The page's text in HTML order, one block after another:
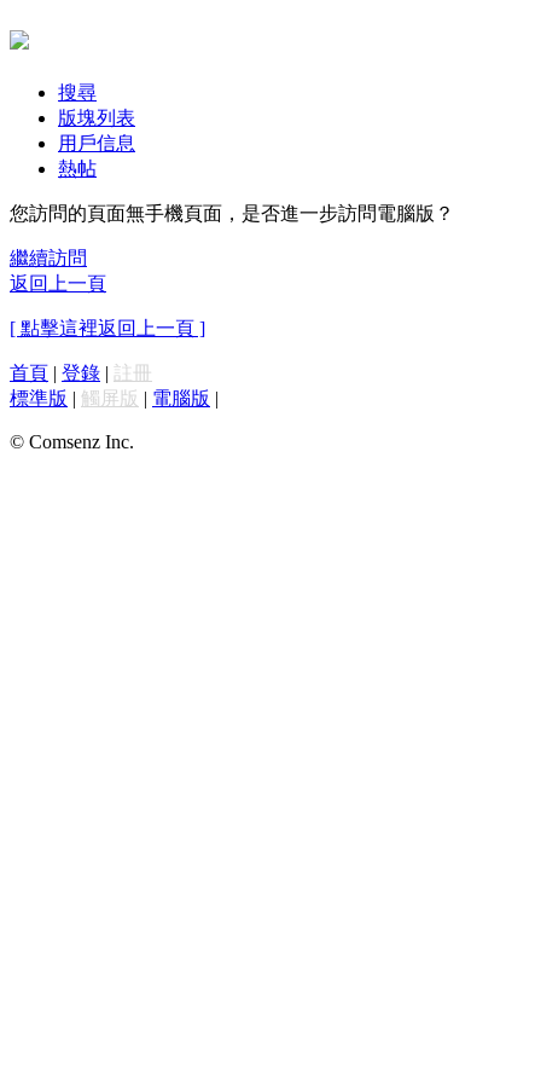
搜尋
版塊列表
用戶信息
熱帖
您訪問的頁面無手機頁面，是否進一步訪問電腦版？
繼續訪問
返回上一頁
[ 點擊這裡返回上一頁 ]
首頁 | 登錄 | 註冊
標準版 | 觸屏版 | 電腦版 |
© Comsenz Inc.